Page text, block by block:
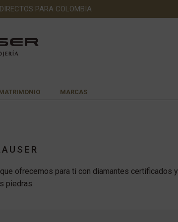
PARA COLOMBIA
MARCAS
ofrecemos para ti con diamantes certificados y
piedras.